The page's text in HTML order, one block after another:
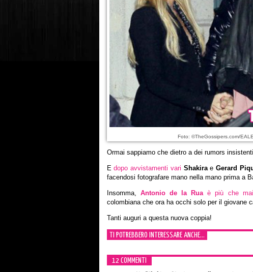
Foto: ©TheGossipers.com/
Ormai sappiamo che dietro a dei rumors
Edopo avvistamenti vari Shakirae Gerard
facendosi fotografare mano nella mano prima a
Insomma, Antonio de la Ruaè più che mai
colombiana che ora ha occhi solo per il giovane
Tanti auguri a questa nuova coppia!
TI POTREBBERO INTERESSARE ANCHE...
12 COMMENTI